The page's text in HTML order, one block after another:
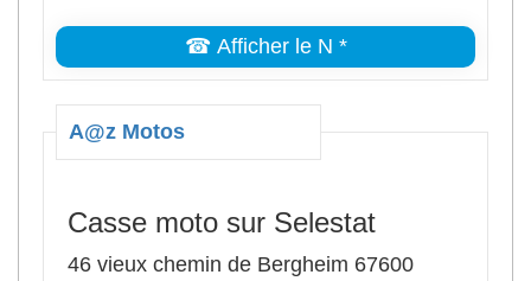
☎ Afficher le N *
A@z Motos
Casse moto sur Selestat
46 vieux chemin de Bergheim 67600